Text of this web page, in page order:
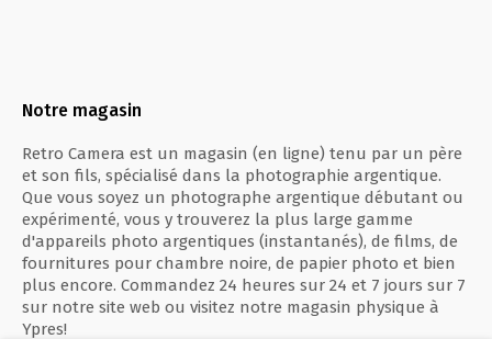
Notre magasin
Retro Camera est un magasin (en ligne) tenu par un père
et son fils, spécialisé dans la photographie argentique.
Que vous soyez un photographe argentique débutant ou
expérimenté, vous y trouverez la plus large gamme
d'appareils photo argentiques (instantanés), de films, de
fournitures pour chambre noire, de papier photo et bien
plus encore. Commandez 24 heures sur 24 et 7 jours sur 7
sur notre site web ou visitez notre magasin physique à
Ypres!